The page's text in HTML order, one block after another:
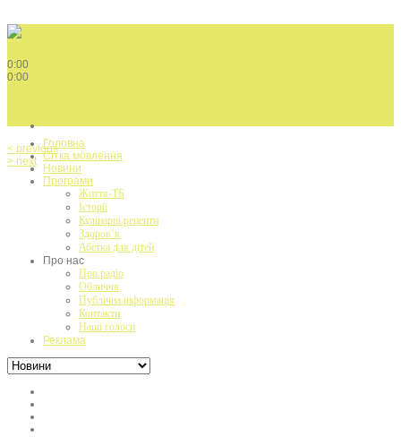
0:00
0:00
< previous
> next
Головна
Сітка мовлення
Новини
Програми
Життя-ТБ
Історії
Кулінарні рецепти
Здоров’я
Абетка для дітей
Про нас
Про радіо
Обличчя
Публічна інформація
Контакти
Наші голоси
Реклама